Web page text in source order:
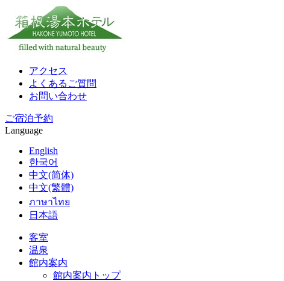
アクセス
よくあるご質問
お問い合わせ
ご宿泊予約
Language
English
한국어
中文(简体)
中文(繁體)
ภาษาไทย
日本語
客室
温泉
館内案内
館内案内トップ